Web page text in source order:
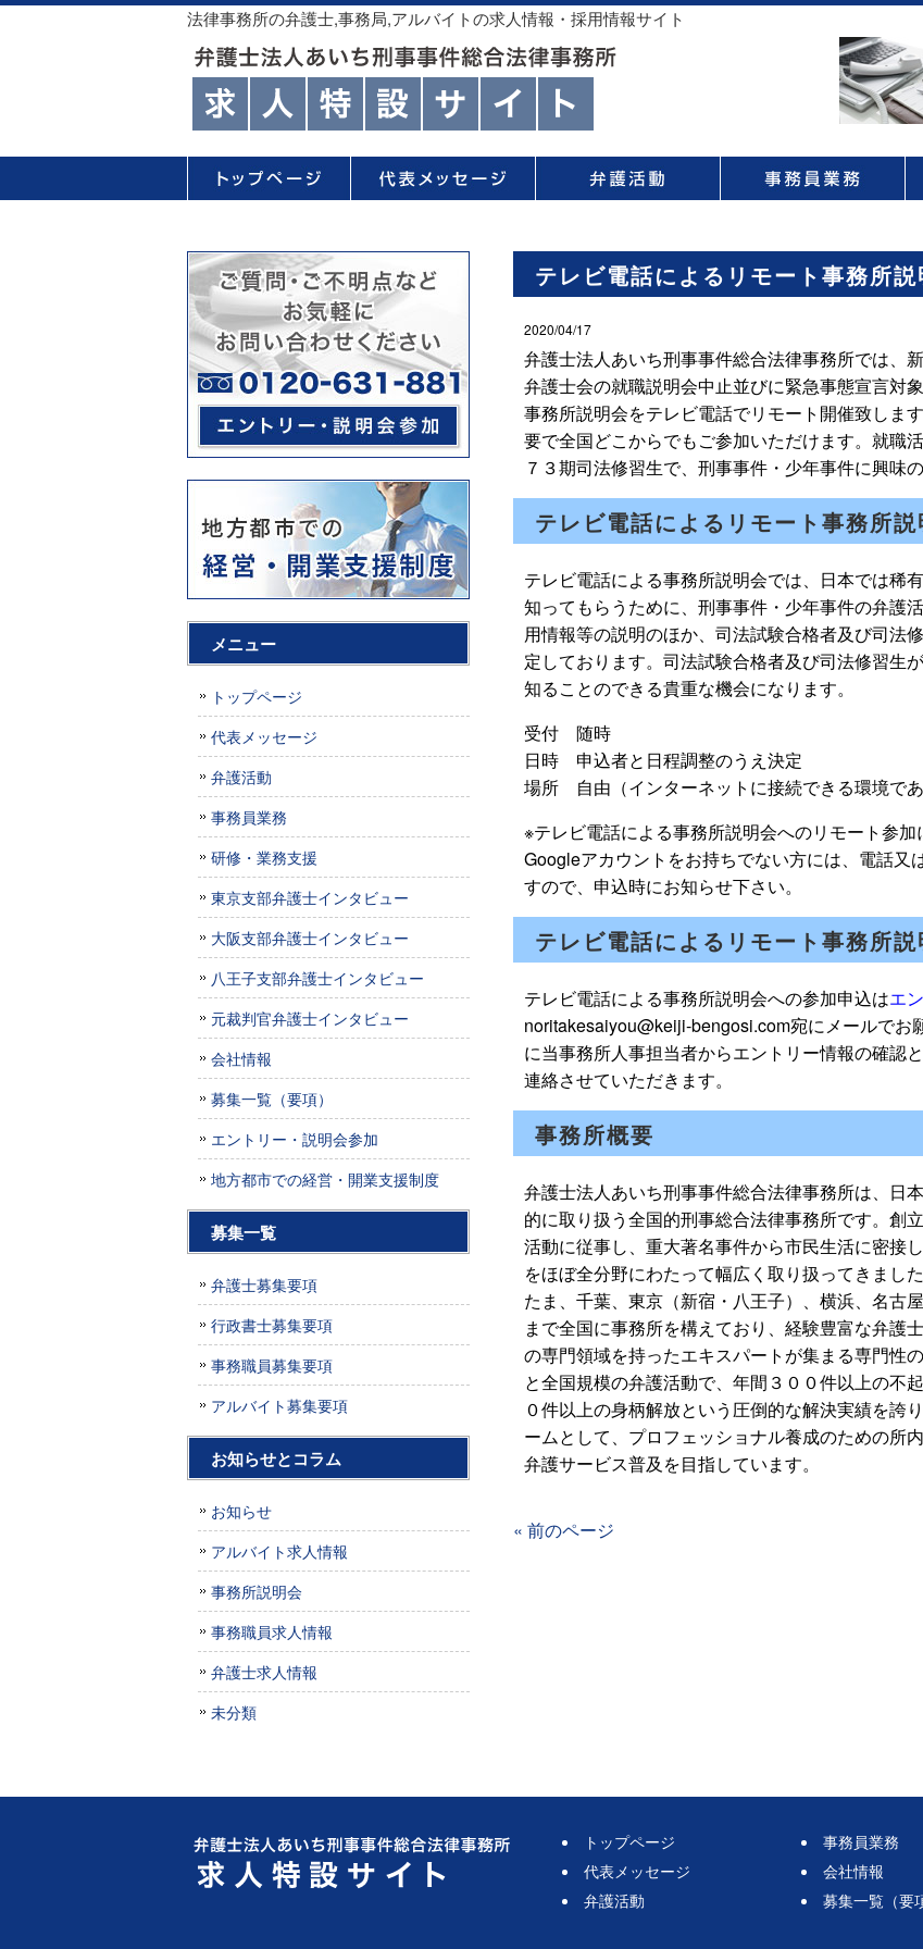
法律事務所の弁護士,事務局,アルバイトの求人情報・採用情報サイト
テレビ電話によるリモート事務所
2020/04/17
弁護士法人あいち刑事事件総合法律事務所では、
弁護士会の就職説明会中止並びに緊急事態宣言対
事務所説明会をテレビ電話でリモート開催致しま
要で全国どこからでもご参加いただけます。就職
７３期司法修習生で、刑事事件・少年事件に興味
テレビ電話によるリモート事務所
テレビ電話による事務所説明会では、日本では稀
知ってもらうために、刑事事件・少年事件の弁護
用情報等の説明のほか、司法試験合格者及び司法
定しております。司法試験合格者及び司法修習生
知ることのできる貴重な機会になります。
受付 随時
日時 申込者と日程調整のうえ決定
場所 自由（インターネットに接続できる環境であ
※テレビ電話による事務所説明会へのリモート参加
Googleアカウントをお持ちでない方には、電話又
すので、申込時にお知らせ下さい。
テレビ電話によるリモート事務所
テレビ電話による事務所説明会への参加申込はエ
noritakesaiyou@keiji-bengosi.com宛にメールで
に当事務所人事担当者からエントリー情報の確認
連絡させていただきます。
事務所概要
弁護士法人あいち刑事事件総合法律事務所は、日
的に取り扱う全国的刑事総合法律事務所です。創
活動に従事し、重大著名事件から市民生活に密接
をほぼ全分野にわたって幅広く取り扱ってきまし
たま、千葉、東京（新宿・八王子）、横浜、名古
まで全国に事務所を構えており、経験豊富な弁護
の専門領域を持ったエキスパートが集まる専門性
と全国規模の弁護活動で、年間３００件以上の不
０件以上の身柄解放という圧倒的な解決実績を誇
ームとして、プロフェッショナル養成のための所
弁護サービス普及を目指しています。
« 前のページ
メニュー
トップページ
代表メッセージ
弁護活動
事務員業務
研修・業務支援
東京支部弁護士インタビュー
大阪支部弁護士インタビュー
八王子支部弁護士インタビュー
元裁判官弁護士インタビュー
会社情報
募集一覧（要項）
エントリー・説明会参加
地方都市での経営・開業支援制度
募集一覧
弁護士募集要項
行政書士募集要項
事務職員募集要項
アルバイト募集要項
お知らせとコラム
お知らせ
アルバイト求人情報
事務所説明会
事務職員求人情報
弁護士求人情報
未分類
トップページ
代表メッセージ
弁護活動
事務員業務
会社情報
募集一覧（要